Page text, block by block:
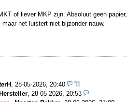
of liever MKP zijn. Absoluut geen
het luistert niet bijzonder nauw.
28-05-2026, 20:40
Hersteller 28-05-2026, 20:53